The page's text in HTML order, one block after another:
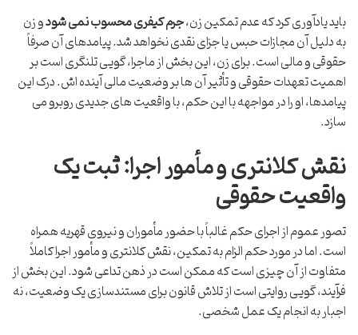
باید یادآوری کرد که عدم تمکین زن،جرم کیفری محسوب نمی شودو زن
به دلیل آن مجازات حبس یا جزای نقدی نخواهد شد. پیامدهای آن صرفاً
حقوقی و مالی است. برای زن، این بخش از ماجرا، گویی تلنگری است بر
اهمیت تعهدات حقوقی و تأثیر آن ها بر وضعیت مالی آینده اش. درک این
پیامدها، او را در مواجهه با این حکم، با واقعیت های جدیدی روبرو می
سازد.
نقش کلانتری و مأمور اجرا: ثبت یک
واقعیت حقوقی
تصور عموم از اجرای حکم غالباً با حضور مأموران و نیروی قهریه همراه
است. اما در مورد حکم الزام به تمکین، نقش کلانتری و مأمور اجرا کاملاً
متفاوت از آن چیزی است که ممکن است در ذهن تداعی شود. این بخش از
فرآیند، گویی روایتی است از تلاش قانون برای مستندسازی یک وضعیت، نه
اجبار به انجام یک عمل شخصی.